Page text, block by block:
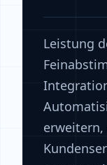
Leistung
erweitern,